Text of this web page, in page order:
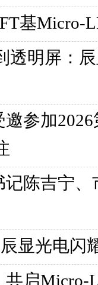
基Micro-
透明屏：
邀参加
记陈吉宁
显光电闪
共启Micro-